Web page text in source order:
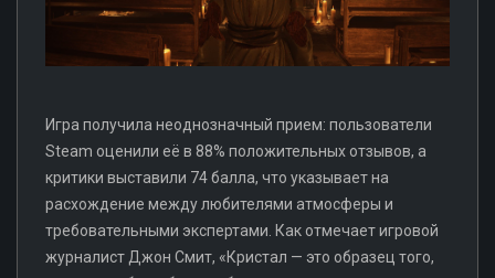
Игра получила неоднозначный прием: пользователи
Steam оценили её в 88% положительных отзывов, а
критики выставили 74 балла, что указывает на
расхождение между любителями атмосферы и
требовательными экспертами. Как отмечает игровой
журналист Джон Смит, «Кристал — это образец того,